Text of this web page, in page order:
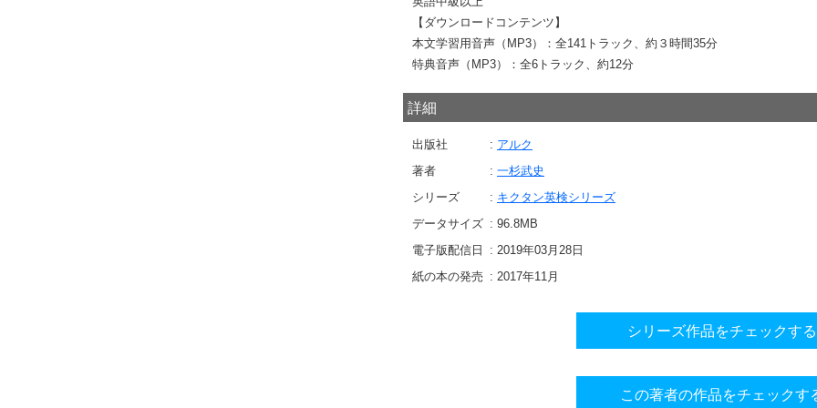
【ダウンロードコンテンツ】
本文学習用音声（MP3）：全141トラック、約３時間35分
特典音声（MP3）：全6トラック、約12分
詳細
出版社
アルク
著者
一杉武史
シリーズ
キクタン英検シリーズ
データサイズ
96.8MB
電子版配信日
2019年03月28日
紙の本の発売
2017年11月
シリーズ作品をチェックする
この著者の作品をチェックす